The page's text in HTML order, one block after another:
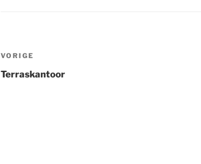
Bericht
navigatie
Vorig
bericht
VORIGE
Terraskantoor